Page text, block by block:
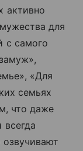
активно
для
с самого
«Для
семьях
что даже
озвучивают